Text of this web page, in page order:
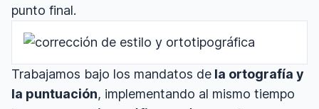
punto final.
Trabajamos bajo los mandatos de la ortografía y
la puntuación, implementando al mismo tiempo